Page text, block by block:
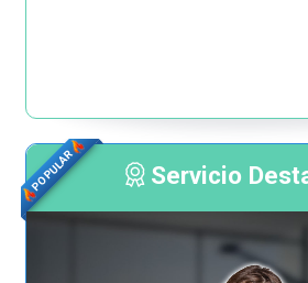
POPULAR Servicio